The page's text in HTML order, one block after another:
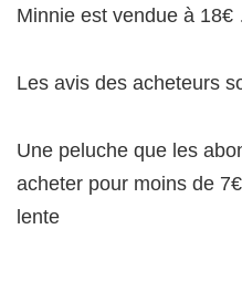
Minnie est vendue à
Les avis des acheteurs
Une peluche que les
acheter pour moins de
lente